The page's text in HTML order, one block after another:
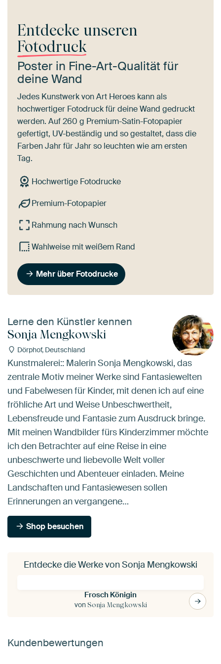
Entdecke unseren
Fotodruck
Poster in Fine-Art-Qualität für
deine Wand
Jedes Kunstwerk von Art Heroes kann als
hochwertiger Fotodruck für deine Wand gedruckt
werden. Auf 260 g Premium-Satin-Fotopapier
gefertigt, UV-beständig und so gestaltet, dass die
Farben Jahr für Jahr so leuchten wie am ersten
Tag.
Hochwertige Fotodrucke
Premium-Fotopapier
Rahmung nach Wunsch
Wahlweise mit weißem Rand
Mehr über Fotodrucke
Lerne den Künstler kennen
Sonja Mengkowski
Dörphof, Deutschland
Kunstmalerei:: Malerin Sonja Mengkowski, das
zentrale Motiv meiner Werke sind Fantasiewelten
und Fabelwesen für Kinder, mit denen ich auf eine
fröhliche Art und Weise Unbeschwertheit,
Lebensfreude und Fantasie zum Ausdruck bringe.
Mit meinen Wandbilder fürs Kinderzimmer möchte
ich den Betrachter auf eine Reise in eine
unbeschwerte und liebevolle Welt voller
Geschichten und Abenteuer einladen. Meine
Landschaften und Fantasiewesen sollen
Erinnerungen an vergangene…
Shop besuchen
Entdecke die Werke von Sonja Mengkowski
Frosch Königin
vonSonja Mengkowski
Kundenbewertungen